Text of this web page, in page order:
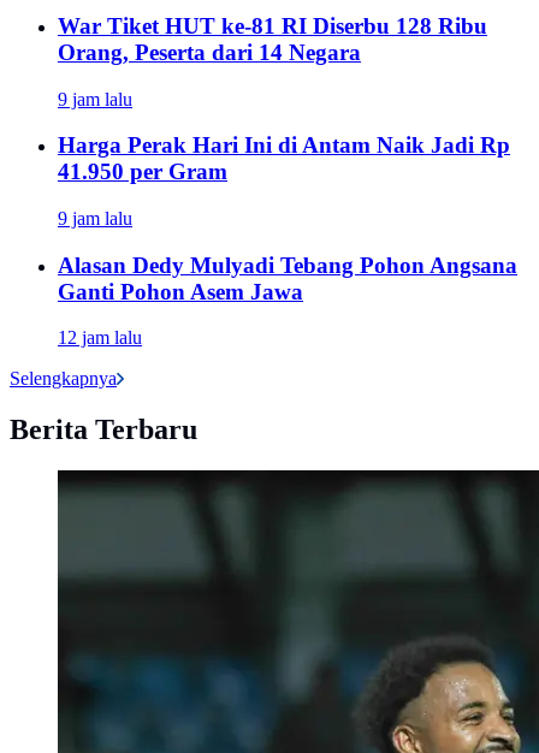
War Tiket HUT ke-81 RI Diserbu 128 Ribu
Orang, Peserta dari 14 Negara
9 jam lalu
Harga Perak Hari Ini di Antam Naik Jadi Rp
41.950 per Gram
9 jam lalu
Alasan Dedy Mulyadi Tebang Pohon Angsana
Ganti Pohon Asem Jawa
12 jam lalu
Selengkapnya
Berita Terbaru